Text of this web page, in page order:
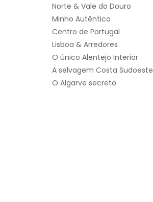
Norte & Vale do Douro
Minho Autêntico
Centro de Portugal
Lisboa & Arredores
O único Alentejo Interior
A selvagem Costa Sudoeste
O Algarve secreto